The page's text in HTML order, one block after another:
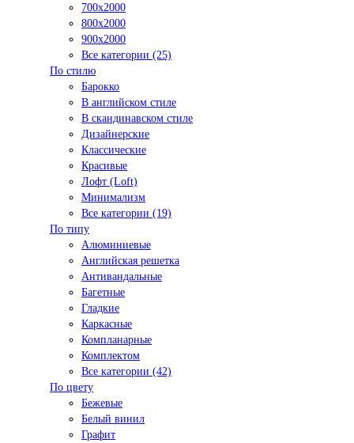
700x2000
800x2000
900x2000
Все категории (25)
По стилю
Барокко
В английском стиле
В скандинавском стиле
Дизайнерские
Классические
Красивые
Лофт (Loft)
Минимализм
Все категории (19)
По типу
Алюминиевые
Английская решетка
Антивандальные
Багетные
Гладкие
Каркасные
Компланарные
Комплектом
Все категории (42)
По цвету
Бежевые
Белый винил
Графит